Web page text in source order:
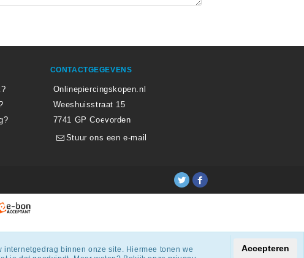
CONTACTGEGEVENS
Onlinepiercingskopen.nl
Weeshuisstraat 15
7741 GP Coevorden
Stuur ons een e-mail
binnen onze site. Hiermee tonen we
Accepteren